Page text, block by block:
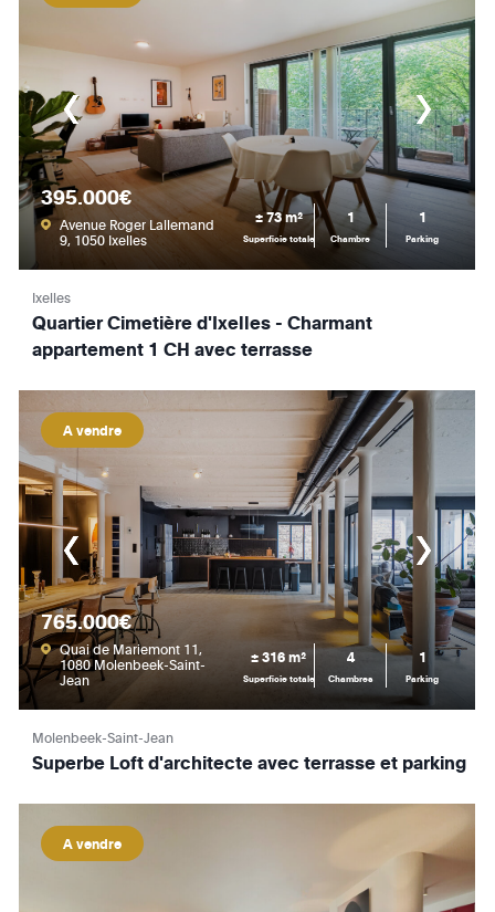
395.000€
Avenue Roger Lallemand
9, 1050 Ixelles
± 73 m²
Superficie totale
1
Chambre
1
Parking
Ixelles
Quartier Cimetière d'Ixelles - Charmant
appartement 1 CH avec terrasse
A vendre
765.000€
Quai de Mariemont 11,
1080 Molenbeek-Saint-
Jean
± 316 m²
Superficie totale
4
Chambres
1
Parking
Molenbeek-Saint-Jean
Superbe Loft d'architecte avec terrasse et parking
A vendre